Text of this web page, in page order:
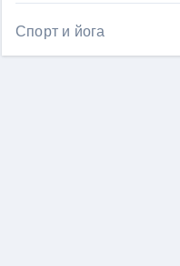
Спорт и йога